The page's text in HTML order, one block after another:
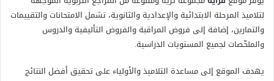
لتلاميذ المرحلة الابتدائية والإعدادية والثانوية، تشمل الامتحانات والتقييمات
والتمارين، إضافة إلى فروض المراقبة والفروض التأليفية والدروس
والملخّصات لجميع المستويات الدراسية.
يهدف الموقع إلى مساعدة التلاميذ والأولياء على تحقيق أفضل النتائج